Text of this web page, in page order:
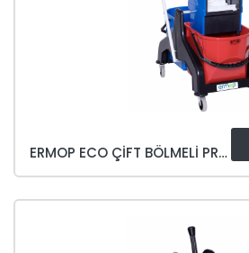
ERMOP ECO ÇİFT BÖLMELİ PRESLİ KOVA